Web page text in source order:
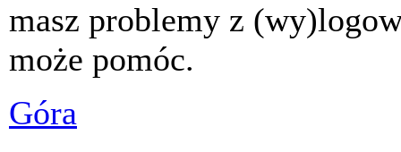
masz problemy z
może pomóc.
Góra